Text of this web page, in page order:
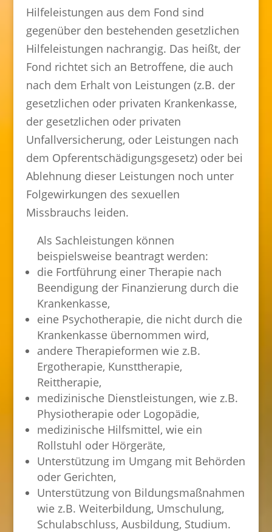
Hilfeleistungen aus dem Fond sind
gegenüber den bestehenden gesetzlichen
Hilfeleistungen nachrangig. Das heißt, der
Fond richtet sich an Betroffene, die auch
nach dem Erhalt von Leistungen (z.B. der
gesetzlichen oder privaten Krankenkasse,
der gesetzlichen oder privaten
Unfallversicherung, oder Leistungen nach
dem Opferentschädigungsgesetz) oder bei
Ablehnung dieser Leistungen noch unter
Folgewirkungen des sexuellen
Missbrauchs leiden.
Als Sachleistungen können
beispielsweise beantragt werden:
die Fortführung einer Therapie nach
Beendigung der Finanzierung durch die
Krankenkasse,
eine Psychotherapie, die nicht durch die
Krankenkasse übernommen wird,
andere Therapieformen wie z.B.
Ergotherapie, Kunsttherapie,
Reittherapie,
medizinische Dienstleistungen, wie z.B.
Physiotherapie oder Logopädie,
medizinische Hilfsmittel, wie ein
Rollstuhl oder Hörgeräte,
Unterstützung im Umgang mit Behörden
oder Gerichten,
Unterstützung von Bildungsmaßnahmen
wie z.B. Weiterbildung, Umschulung,
Schulabschluss, Ausbildung, Studium.